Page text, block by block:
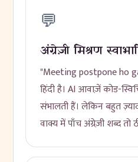
💬
अंग्रेज़ी मिश्रण
"Meeting postpone ho
हिंदी है। AI आवाज़ें कोड-
संभालती हैं। लेकिन बहुत
वाक्य में पाँच अंग्रेज़ी शब्द तो